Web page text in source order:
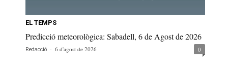
EL TEMPS
Predicció meteorològica: Sabadell, 6 de Agost de 2026
Redacció - 6 d'agost de 2026 0